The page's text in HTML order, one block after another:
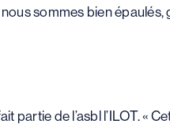
sommes bien
partie de l’asbl l’ILOT. «